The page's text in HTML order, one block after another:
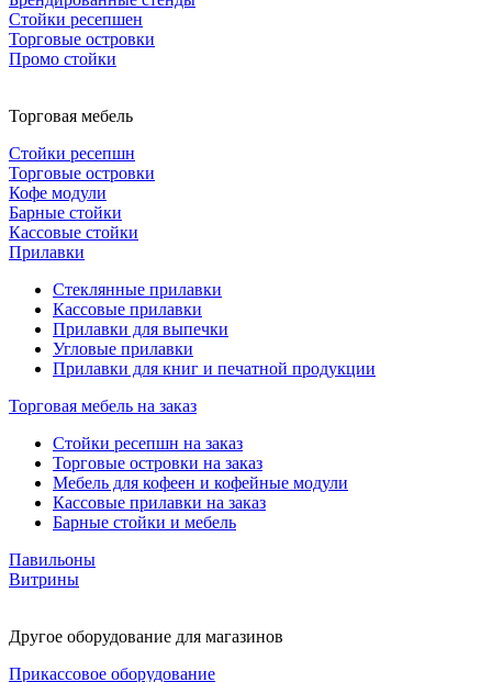
Стойки ресепшен
Торговые островки
Промо стойки
Торговая мебель
Стойки ресепшн
Торговые островки
Кофе модули
Барные стойки
Кассовые стойки
Прилавки
Стеклянные прилавки
Кассовые прилавки
Прилавки для выпечки
Угловые прилавки
Прилавки для книг и печатной продукции
Торговая мебель на заказ
Стойки ресепшн на заказ
Торговые островки на заказ
Мебель для кофеен и кофейные модули
Кассовые прилавки на заказ
Барные стойки и мебель
Павильоны
Витрины
Другое оборудование для магазинов
Прикассовое оборудование